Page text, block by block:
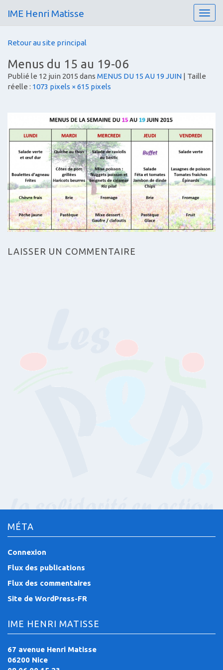
T
o
n
a
t
n
IME Henri Matisse
Retour au site principal
Menus du 15 au 19-06
Publié le 12 juin 2015 dans MENUS DU 15 AU 19 JUIN | Taille
réelle : 1073 pixels × 615 pixels
LAISSER UN COMMENTAIRE
MÉTA
Connexion
Flux des publications
Flux des commentaires
Site de WordPress-FR
IME HENRI MATISSE
67 avenue Henri Matisse
06200 Nice